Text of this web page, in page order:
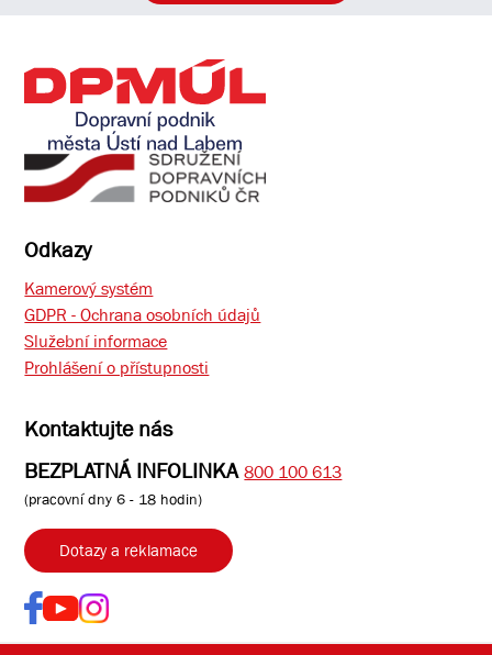
Odkazy
Kamerový systém
GDPR - Ochrana osobních údajů
Služební informace
Prohlášení o přístupnosti
Kontaktujte nás
BEZPLATNÁ INFOLINKA 800 100 613
(pracovní dny 6 - 18 hodin)
Dotazy a reklamace